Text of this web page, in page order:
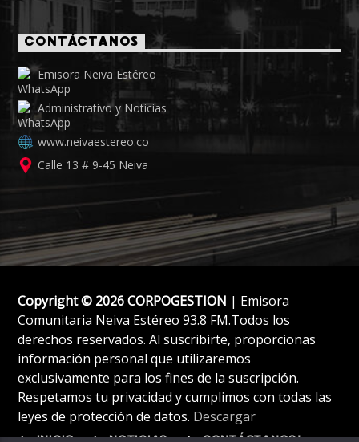
CONTÁCTANOS
Emisora Neiva Estéreo
Administrativo y Noticias
www.neivaestereo.co
Calle 13 # 9-45 Neiva
Copyright © 2026 CORPOGESTION | Emisora
Comunitaria Neiva Estéreo 93.8 FM.Todos los
derechos reservados. Al suscribirte, proporcionas
información personal que utilizaremos
exclusivamente para los fines de la suscripción.
Respetamos tu privacidad y cumplimos con todas las
leyes de protección de datos. Descargar